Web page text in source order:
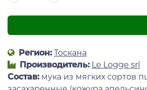
Регион: Тоскана
Производитель: Le Logge srl
Состав: мука из мягких сортов